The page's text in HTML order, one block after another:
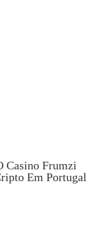
Casino Frumzi
Em Portugal